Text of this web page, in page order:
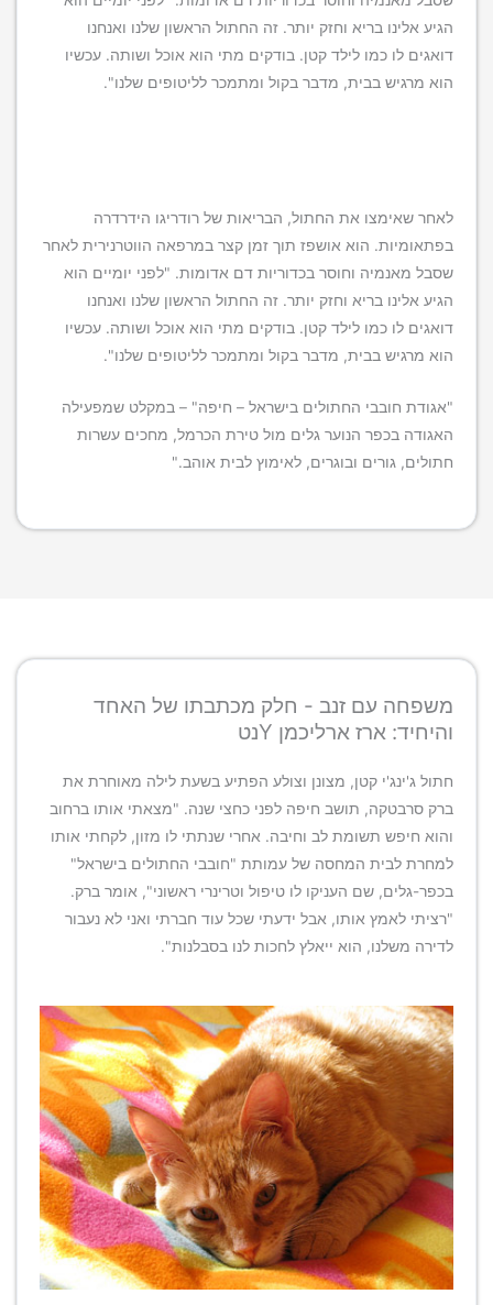
הגיע אלינו בריא וחזק יותר. זה החתול הראשון שלנו ואנחנו
דואגים לו כמו לילד קטן. בודקים מתי הוא אוכל ושותה. עכשיו
הוא מרגיש בבית, מדבר בקול ומתמכר לליטופים שלנו".
לאחר שאימצו את החתול, הבריאות של רודריגו הידרדרה
בפתאומיות. הוא אושפז תוך זמן קצר במרפאה הווטרנירית לאחר
שסבל מאנמיה וחוסר בכדוריות דם אדומות. "לפני יומיים הוא
הגיע אלינו בריא וחזק יותר. זה החתול הראשון שלנו ואנחנו
דואגים לו כמו לילד קטן. בודקים מתי הוא אוכל ושותה. עכשיו
הוא מרגיש בבית, מדבר בקול ומתמכר לליטופים שלנו".
"אגודת חובבי החתולים בישראל – חיפה" – במקלט שמפעילה
האגודה בכפר הנוער גלים מול טירת הכרמל, מחכים עשרות
חתולים, גורים ובוגרים, לאימוץ לבית אוהב."
משפחה עם זנב - חלק מכתבתו של האחד
והיחיד: ארז ארליכמן Yנט
חתול ג'ינג'י קטן, מצונן וצולע הפתיע בשעת לילה מאוחרת את
ברק סרבטקה, תושב חיפה לפני כחצי שנה. "מצאתי אותו ברחוב
והוא חיפש תשומת לב וחיבה. אחרי שנתתי לו מזון, לקחתי אותו
למחרת לבית המחסה של עמותת "חובבי החתולים בישראל"
בכפר-גלים, שם העניקו לו טיפול וטרינרי ראשוני", אומר ברק.
"רציתי לאמץ אותו, אבל ידעתי שכל עוד חברתי ואני לא נעבור
לדירה משלנו, הוא ייאלץ לחכות לנו בסבלנות".